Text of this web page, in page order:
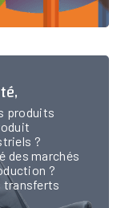
produits
?
des marchés
?
transferts